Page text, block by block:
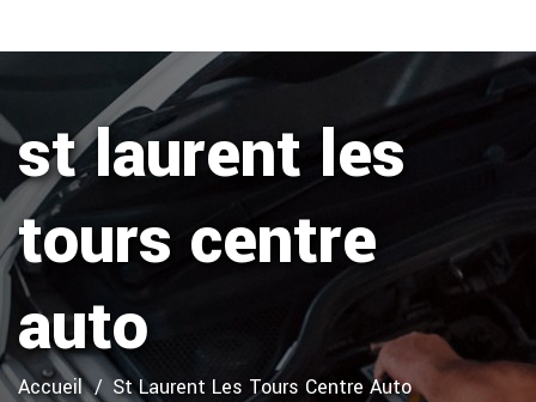
st laurent les
tours centre
auto
Accueil St Laurent Les Tours Centre Auto